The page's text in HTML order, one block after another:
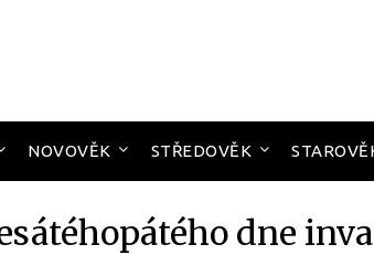
NOVOVĚK STŘEDOVĚK
dne